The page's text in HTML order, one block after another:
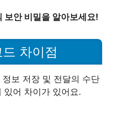
보안 비밀을 알아보세요!
차이점
보 저장 및 전달의 수단
있어 차이가 있어요.